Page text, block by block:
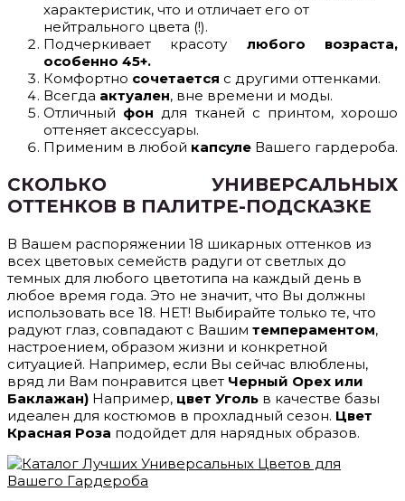
характеристик, что и отличает его от
нейтрального цвета (!).
Подчеркивает красоту любого возраста,
особенно 45+.
Комфортно сочетается с другими оттенками.
Всегда актуален, вне времени и моды.
Отличный фон для тканей с принтом, хорошо
оттеняет аксессуары.
Применим в любой капсуле Вашего гардероба.
СКОЛЬКО УНИВЕРСАЛЬНЫХ
ОТТЕНКОВ В ПАЛИТРЕ-ПОДСКАЗКЕ
В Вашем распоряжении 18 шикарных оттенков из
всех цветовых семейств радуги от светлых до
темных для любого цветотипа на каждый день в
любое время года. Это не значит, что Вы должны
использовать все 18. НЕТ! Выбирайте только те, что
радуют глаз, совпадают с Вашим темпераментом,
настроением, образом жизни и конкретной
ситуацией. Например, если Вы сейчас влюблены,
вряд ли Вам понравится цвет Черный Орех или
Баклажан) Например, цвет Уголь в качестве базы
идеален для костюмов в прохладный сезон. Цвет
Красная Роза подойдет для нарядных образов.